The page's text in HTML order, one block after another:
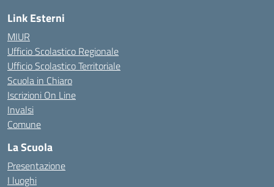
Link Esterni
MIUR
Ufficio Scolastico Regionale
Ufficio Scolastico Territoriale
Scuola in Chiaro
Iscrizioni On Line
Invalsi
Comune
La Scuola
Presentazione
I luoghi